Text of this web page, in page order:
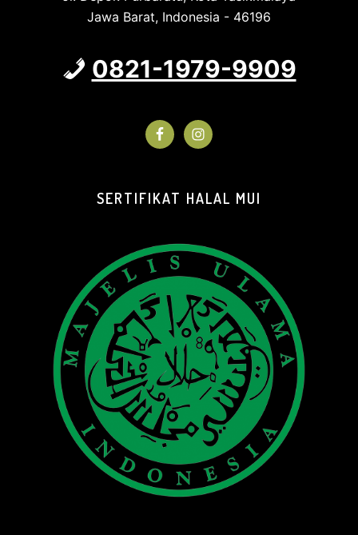
Jawa Barat, Indonesia - 46196
0821-1979-9909
SERTIFIKAT HALAL MUI